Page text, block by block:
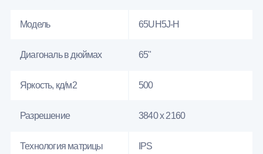
Модель 65UH5J-H
Диагональ в дюймах 65"
Яркость, кд/м2 500
Разрешение 3840 x 2160
Технология матрицы IPS